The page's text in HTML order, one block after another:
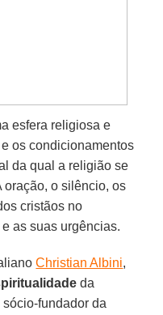
esfera religiosa e
os condicionamentos
da qual a religião se
oração, o silêncio, os
cristãos no
as suas urgências.
Christian Albini,
da
sócio-fundador da